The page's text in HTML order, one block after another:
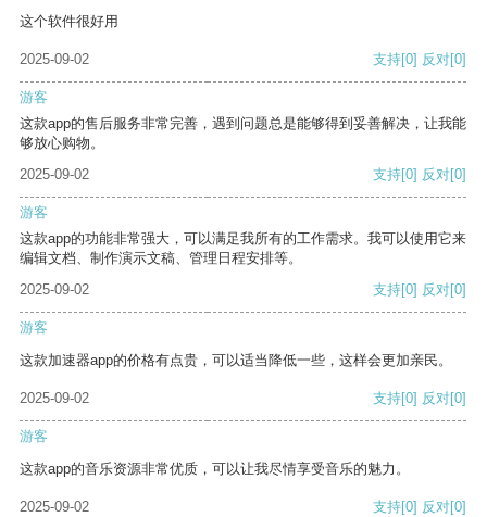
这个软件很好用
2025-09-02 支持[0] 反对[0]
游客
这款app的售后服务非常完善，遇到问题总是能够得到妥善解决，让我能
够放心购物。
2025-09-02
支持[0] 反对[0]
游客
这款app的功能非常强大，可以满足我所有的工作需求。我可以使用它来
编辑文档、制作演示文稿、管理日程安排等。
2025-09-02
支持[0] 反对[0]
游客
这款加速器app的价格有点贵，可以适当降低一些，这样会更加亲民。
2025-09-02 支持[0] 反对[0]
游客
这款app的音乐资源非常优质，可以让我尽情享受音乐的魅力。
2025-09-02 支持[0] 反对[0]